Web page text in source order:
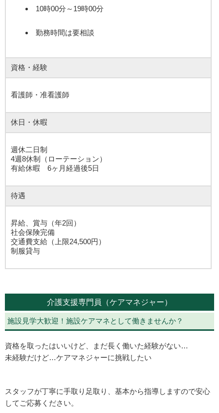
10時00分～19時00分
勤務時間は要相談
資格・経験
看護師・准看護師
休日・休暇
週休二日制
4週8休制（ローテーション）
有給休暇 6ヶ月経過後5日
待遇
昇給、賞与（年2回）
社会保険完備
交通費支給（上限24,500円）
制服貸与
介護支援専門員（ケアマネジャー）
施設見学大歓迎！施設ケアマネとして働きませんか？
資格を取ったはいいけど、まだ長く働いた経験がない…
未経験だけど…ケアマネジャーに挑戦したい
スタッフが丁寧に手取り足取り、基本から指導しますので安心
してご応募ください。